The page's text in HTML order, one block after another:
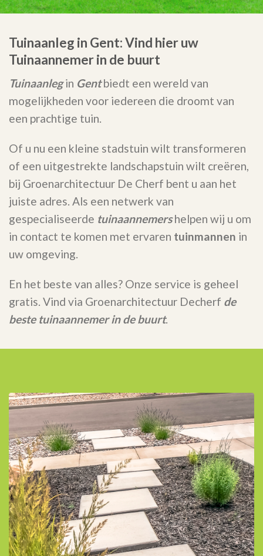
Tuinaanleg in Gent: Vind hier uw
Tuinaannemer in de buurt
Tuinaanlegin Gentbiedt een wereld van
mogelijkheden voor iedereen die droomt van
een prachtige tuin.
Of u nu een kleine stadstuin wilt transformeren
of een uitgestrekte landschapstuin wilt creëren,
bij Groenarchitectuur De Cherf bent u aan het
juiste adres. Als een netwerk van
gespecialiseerde tuinaannemershelpen wij u om
in contact te komen met ervaren tuinmannen in
uw omgeving.
En het beste van alles? Onze service is geheel
gratis. Vind via Groenarchitectuur Decherf de
beste tuinaannemer in de buurt.